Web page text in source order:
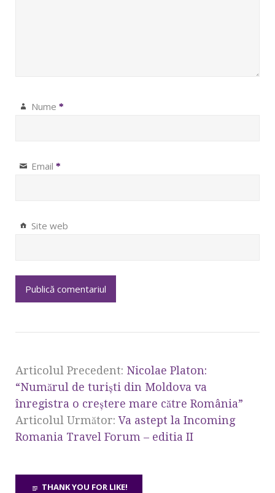
Nume *
Email *
Site web
Articolul Precedent: Nicolae Platon:
“Numărul de turişti din Moldova va
înregistra o creştere mare către România”
Articolul Următor:Va astept la Incoming
Romania Travel Forum – editia II
THANK YOU FOR LIKE!